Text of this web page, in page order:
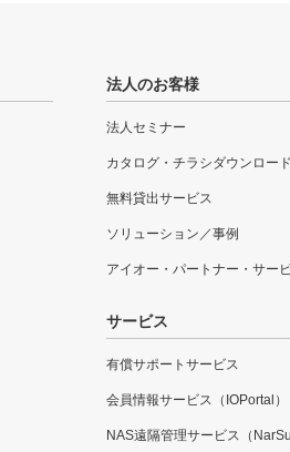
法人のお客様
法人セミナー
カタログ・チラシダウンロード
無料貸出サービス
ソリューション／事例
アイオー・パートナー・サー
サービス
有償サポートサービス
会員情報サービス（IOPortal）
NAS遠隔管理サービス（